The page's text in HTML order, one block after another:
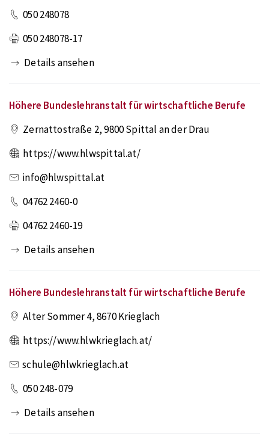
050 248078
050 248078-17
Details ansehen
Höhere Bundeslehranstalt für wirtschaftliche Berufe
Zernattostraße 2,9800Spittal an der Drau
https://www.hlwspittal.at/
info@hlwspittal.at
04762 2460-0
04762 2460-19
Details ansehen
Höhere Bundeslehranstalt für wirtschaftliche Berufe
Alter Sommer 4,8670Krieglach
https://www.hlwkrieglach.at/
schule@hlwkrieglach.at
050 248-079
Details ansehen